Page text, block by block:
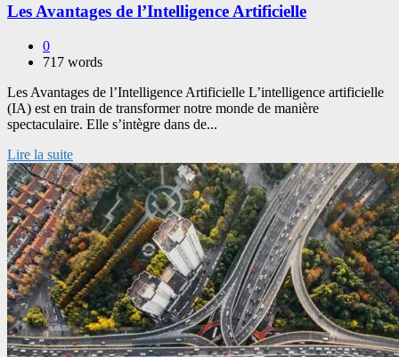
Les Avantages de l’Intelligence Artificielle
0
717 words
Les Avantages de l’Intelligence Artificielle L’intelligence artificielle
(IA) est en train de transformer notre monde de manière
spectaculaire. Elle s’intègre dans de...
Lire la suite